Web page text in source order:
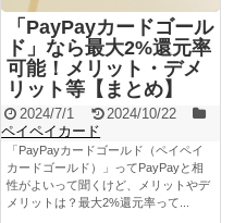
「PayPayカードゴール
ド」なら最大2%還元率
可能！メリット・デメ
リット等【まとめ】
2024/7/1
2024/10/22
ペイペイカード
「PayPayカードゴールド（ペイペイ
カードゴールド）」ってPayPayと相
性がよいって聞くけど、メリットやデ
メリットは？最大2%還元率って...